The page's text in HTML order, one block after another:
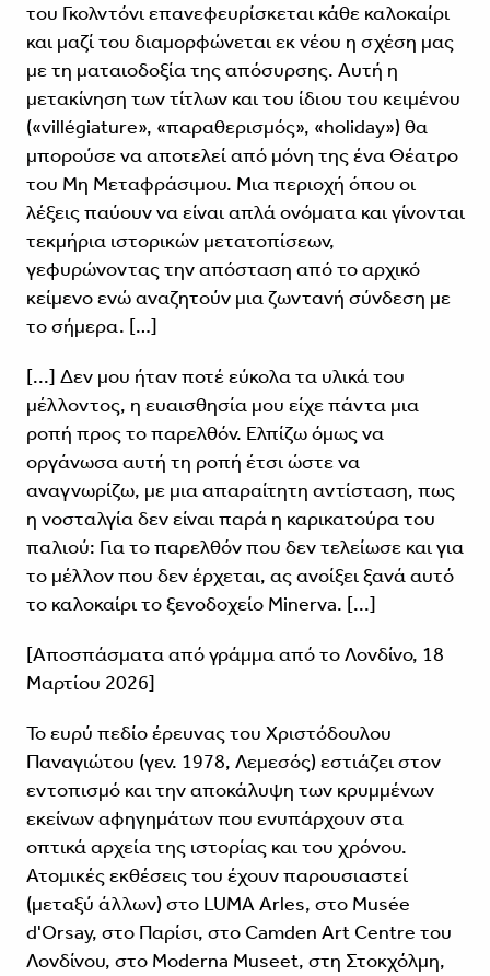
του Γκολντόνι επανεφευρίσκεται κάθε καλοκαίρι
και μαζί του διαμορφώνεται εκ νέου η σχέση μας
με τη ματαιοδοξία της απόσυρσης. Αυτή η
μετακίνηση των τίτλων και του ίδιου του κειμένου
(«villégiature», «παραθερισμός», «holiday») θα
μπορούσε να αποτελεί από μόνη της ένα Θέατρο
του Μη Μεταφράσιμου. Μια περιοχή όπου οι
λέξεις παύουν να είναι απλά ονόματα και γίνονται
τεκμήρια ιστορικών μετατοπίσεων,
γεφυρώνοντας την απόσταση από το αρχικό
κείμενο ενώ αναζητούν μια ζωντανή σύνδεση με
το σήμερα. […]
[...] Δεν μου ήταν ποτέ εύκολα τα υλικά του
μέλλοντος, η ευαισθησία μου είχε πάντα μια
ροπή προς το παρελθόν. Ελπίζω όμως να
οργάνωσα αυτή τη ροπή έτσι ώστε να
αναγνωρίζω, με μια απαραίτητη αντίσταση, πως
η νοσταλγία δεν είναι παρά η καρικατούρα του
παλιού: Για το παρελθόν που δεν τελείωσε και για
το μέλλον που δεν έρχεται, ας ανοίξει ξανά αυτό
το καλοκαίρι το ξενοδοχείο Minerva. [...]
[Αποσπάσματα από γράμμα από το Λονδίνο, 18
Μαρτίου 2026]
Το ευρύ πεδίο έρευνας του Χριστόδουλου
Παναγιώτου (γεν. 1978, Λεμεσός) εστιάζει στον
εντοπισμό και την αποκάλυψη των κρυμμένων
εκείνων αφηγημάτων που ενυπάρχουν στα
οπτικά αρχεία της ιστορίας και του χρόνου.
Ατομικές εκθέσεις του έχουν παρουσιαστεί
(μεταξύ άλλων) στο LUMA Arles, στο Musée
d'Orsay, στο Παρίσι, στο Camden Art Centre του
Λονδίνου, στο Moderna Museet, στη Στοκχόλμη,